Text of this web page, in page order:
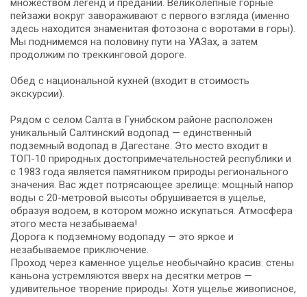
пейзажи вокруг завораживают с первого взгляда (именно
здесь находится знаменитая фотозона с воротами в горы).
Мы поднимемся на половину пути на УАЗах, а затем
продолжим по треккинговой дороге.
Обед с национальной кухней (входит в стоимость
экскурсии).
Рядом с селом Салта в Гунибском районе расположен
уникальный Салтинский водопад — единственный
подземный водопад в Дагестане. Это место входит в
ТОП-10 природных достопримечательностей республики и
с 1983 года является памятником природы регионального
значения. Вас ждет потрясающее зрелище: мощный напор
воды с 20-метровой высоты обрушивается в ущелье,
образуя водоем, в котором можно искупаться. Атмосфера
этого места незабываема!
Дорога к подземному водопаду — это яркое и
незабываемое приключение.
Проход через каменное ущелье необычайно красив: стены
каньона устремляются вверх на десятки метров —
удивительное творение природы. Хотя ущелье живописное,